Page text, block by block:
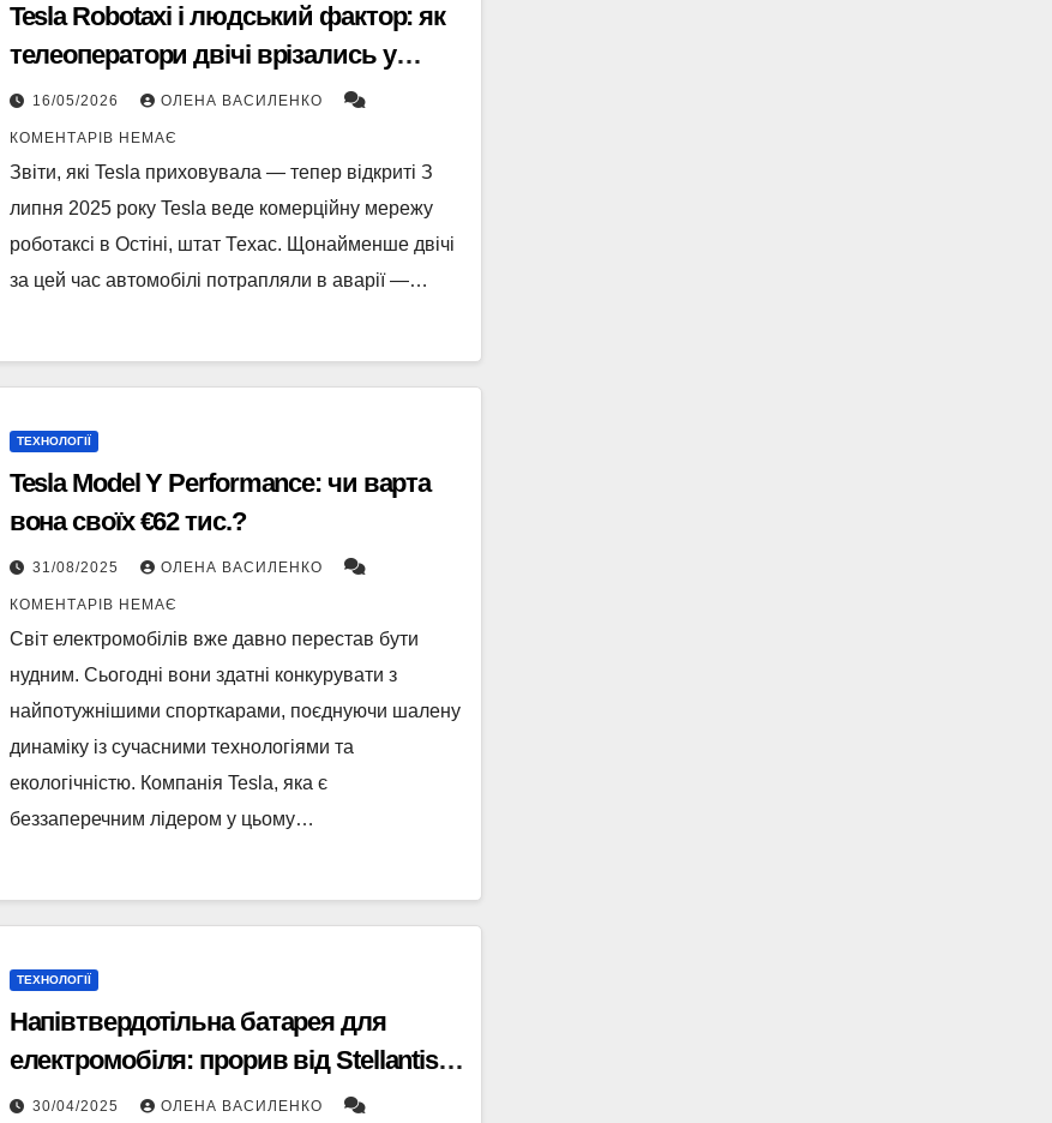
Tesla Robotaxi і людський фактор: як
телеоператори двічі врізались у
паркани та барикади
16/05/2026 ОЛЕНА ВАСИЛЕНКО
КОМЕНТАРІВ НЕМАЄ
Звіти, які Tesla приховувала — тепер відкриті З
липня 2025 року Tesla веде комерційну мережу
роботаксі в Остіні, штат Техас. Щонайменше двічі
за цей час автомобілі потрапляли в аварії —…
ТЕХНОЛОГІЇ
Tesla Model Y Performance: чи варта
вона своїх €62 тис.?
31/08/2025 ОЛЕНА ВАСИЛЕНКО
КОМЕНТАРІВ НЕМАЄ
Світ електромобілів вже давно перестав бути
нудним. Сьогодні вони здатні конкурувати з
найпотужнішими спорткарами, поєднуючи шалену
динаміку із сучасними технологіями та
екологічністю. Компанія Tesla, яка є
беззаперечним лідером у цьому…
ТЕХНОЛОГІЇ
Напівтвердотільна батарея для
електромобіля: прорив від Stellantis у
світі е-мобілів
30/04/2025 ОЛЕНА ВАСИЛЕНКО